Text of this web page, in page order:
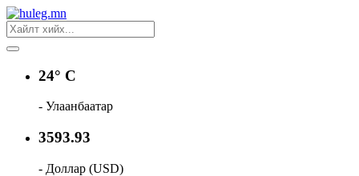
24° C
- Улаанбаатар
3593.93
- Доллар (USD)